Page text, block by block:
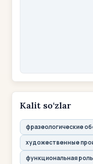
Kalit so‘zlar
фразеологические
художественные
функциональная роль